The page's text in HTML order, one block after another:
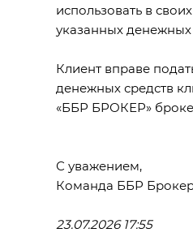
использовать в
указанных денежных
Клиент вправе
денежных средств
«ББР БРОКЕР»
С уважением,
Команда ББР
23.07.2026 17:55